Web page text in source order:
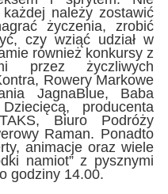
należy zostawić
życzenia, zrobić
czy wziąć udział w
również konkursy z
przez życzliwych
Rowery Markowe
JagnaBlue, Baba
producenta
Biuro Podróży
Raman. Ponadto
animacje oraz wiele
namiot” z pysznymi
godziny 14.00.